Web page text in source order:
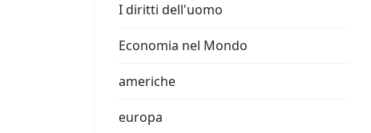
I diritti dell'uomo
Economia nel Mondo
americhe
europa